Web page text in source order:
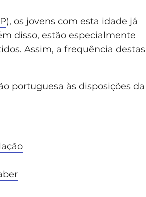
), os jovens com esta idade já
disso, estão especialmente
Assim, a frequência destas
portuguesa às disposições da